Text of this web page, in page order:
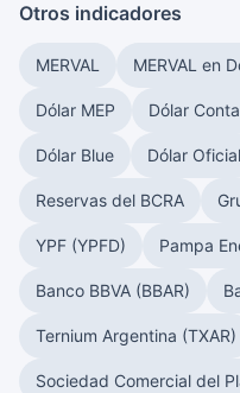
Otros indicadores
MERVAL MERVAL en
Dólar MEP Dólar
Dólar Blue Dólar Oficial
Reservas del BCRA
YPF (YPFD) Pampa
Banco BBVA (BBAR)
Ternium Argentina (TXAR)
Sociedad Comercial del